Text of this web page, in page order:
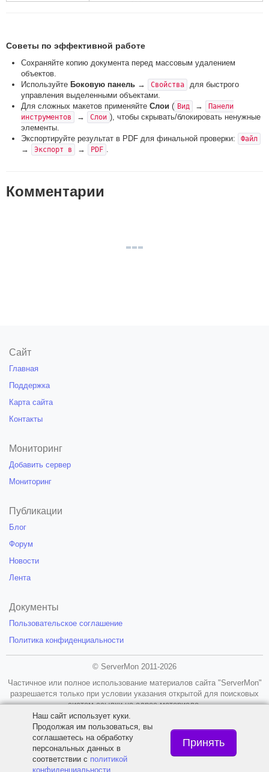
Советы по эффективной работе
Сохраняйте копию документа перед массовым удалением
объектов.
Используйте Боковую панель → Свойства
для быстрого
управления выделенными объектами.
Для сложных макетов применяйте Слои ( Вид →
Панели
инструментов
→ Слои ), чтобы скрывать/блокировать ненужные
элементы.
Экспортируйте результат в PDF для финальной проверки:
Файл
→ Экспорт в → PDF .
Комментарии
Сайт
Главная
Поддержка
Карта сайта
Контакты
Мониторинг
Добавить сервер
Мониторинг
Публикации
Блог
Форум
Новости
Лента
Документы
Пользовательское соглашение
Политика конфиденциальности
© ServerMon 2011-2026
Частичное или полное использование материалов сайта "ServerMon"
разрешается только при условии указания открытой для поисковых
систем ссылки на адрес материала.
18+
Наш сайт использует куки.
Продолжая им пользоваться, вы
соглашаетесь на обработку
персональных данных в
соответствии с политикой
конфиденциальности
Принять